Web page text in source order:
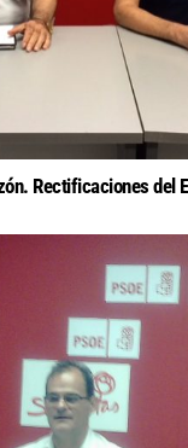
Rectificaciones del